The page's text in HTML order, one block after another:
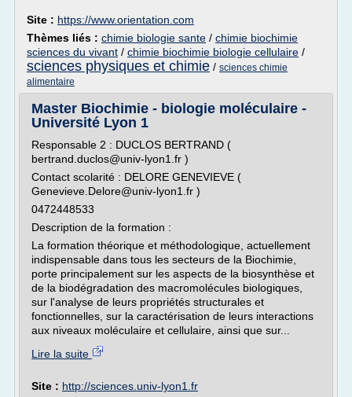
Site : https://www.orientation.com
Thèmes liés : chimie biologie sante / chimie biochimie
sciences du vivant / chimie biochimie biologie cellulaire /
sciences physiques et chimie / sciences chimie
alimentaire
Master Biochimie - biologie moléculaire -
Université Lyon 1
Responsable 2 : DUCLOS BERTRAND (
bertrand.duclos@univ-lyon1.fr )
Contact scolarité : DELORE GENEVIEVE (
Genevieve.Delore@univ-lyon1.fr )
0472448533
Description de la formation :
La formation théorique et méthodologique, actuellement
indispensable dans tous les secteurs de la Biochimie,
porte principalement sur les aspects de la biosynthèse et
de la biodégradation des macromolécules biologiques,
sur l'analyse de leurs propriétés structurales et
fonctionnelles, sur la caractérisation de leurs interactions
aux niveaux moléculaire et cellulaire, ainsi que sur...
Lire la suite
Site : http://sciences.univ-lyon1.fr